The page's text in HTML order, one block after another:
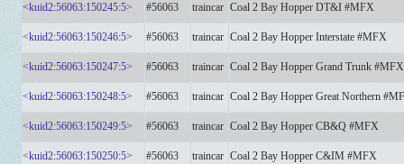
<kuid2:56063:150245:5> #56063 traincar Coal 2 Bay Hopper DT&I #MFX
<kuid2:56063:150246:5> #56063 traincar Coal 2 Bay Hopper Interstate #MFX
<kuid2:56063:150247:5> #56063 traincar Coal 2 Bay Hopper Grand Trunk #MFX
<kuid2:56063:150248:5> #56063 traincar Coal 2 Bay Hopper Great Northern
<kuid2:56063:150249:5> #56063 traincar Coal 2 Bay Hopper CB&Q #MFX
<kuid2:56063:150250:5> #56063 traincar Coal 2 Bay Hopper C&IM #MFX